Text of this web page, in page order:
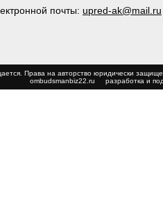
почты: upred-ak@mail.ru
Права на авторство юридически
ombudsmanbiz22.ru разработка и